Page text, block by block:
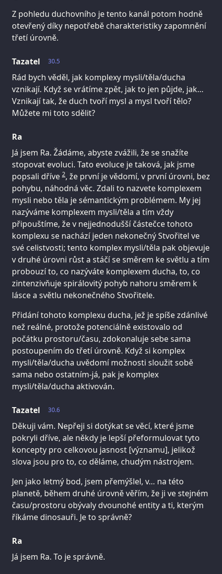
Z pohledu duchovního je tento kanál potom hodně
otevřený díky nepotřebě charakteristiky zapomnění
třetí úrovně.
30.5
Tazatel
Rád bych věděl, jak komplexy mysli/těla/ducha
vznikají. Když se vrátíme zpět, jak to jen půjde, jak…
Vznikají tak, že duch tvoří mysl a mysl tvoří tělo?
Můžete mi toto sdělit?
Ra
Já jsem Ra. Žádáme, abyste zvážili, že se snažíte
stopovat evoluci. Tato evoluce je taková, jak jsme
popsali dříve 2, že první je vědomí, v první úrovni, bez
pohybu, náhodná věc. Zdali to nazvete komplexem
mysli nebo těla je sémantickým problémem. My jej
nazýváme komplexem mysli/těla a tím vždy
připouštíme, že v nejjednodušší částečce tohoto
komplexu se nachází jeden nekonečný Stvořitel ve
své celistvosti; tento komplex mysli/těla pak objevuje
v druhé úrovni růst a stáčí se směrem ke světlu a tím
probouzí to, co nazýváte komplexem ducha, to, co
zintenzivňuje spirálovitý pohyb nahoru směrem k
lásce a světlu nekonečného Stvořitele.
Přidání tohoto komplexu ducha, jež je spíše zdánlivé
než reálné, protože potenciálně existovalo od
počátku prostoru/času, zdokonaluje sebe sama
postoupením do třetí úrovně. Když si komplex
mysli/těla/ducha uvědomí možnosti sloužit sobě
sama nebo ostatním-já, pak je komplex
mysli/těla/ducha aktivován.
30.6
Tazatel
Děkuji vám. Nepřeji si dotýkat se věcí, které jsme
pokryli dříve, ale někdy je lepší přeformulovat tyto
koncepty pro celkovou jasnost [významu], jelikož
slova jsou pro to, co děláme, chudým nástrojem.
Jen jako letmý bod, jsem přemýšlel, v… na této
planetě, během druhé úrovně věřím, že ji ve stejném
času/prostoru obývaly dvounohé entity a ti, kterým
říkáme dinosauři. Je to správně?
Ra
Já jsem Ra. To je správně.